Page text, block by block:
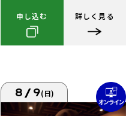
申し込む 詳しく見る
8/9(日)